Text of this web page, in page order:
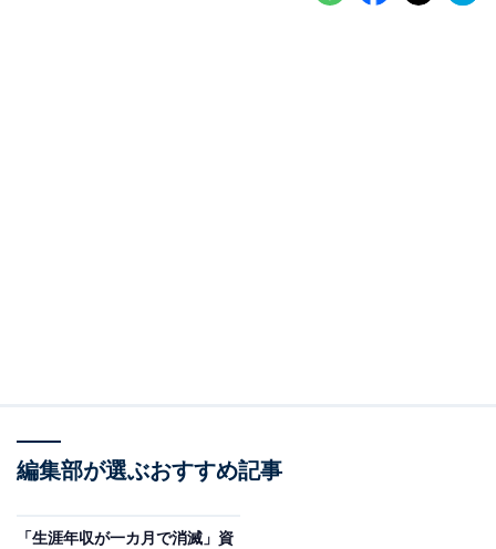
編集部が選ぶおすすめ記事
「生涯年収が一カ月で消滅」資